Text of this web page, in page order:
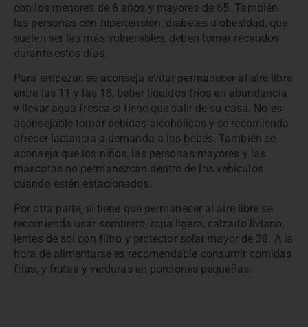
con los menores de 6 años y mayores de 65. También
las personas con hipertensión, diabetes u obesidad, que
suelen ser las más vulnerables, deben tomar recaudos
durante estos días.
Para empezar, se aconseja evitar permanecer al aire libre
entre las 11 y las 18, beber líquidos fríos en abundancia
y llevar agua fresca si tiene que salir de su casa. No es
aconsejable tomar bebidas alcohólicas y se recomienda
ofrecer lactancia a demanda a los bebés. También se
aconseja que los niños, las personas mayores y las
mascotas no permanezcan dentro de los vehículos
cuando estén estacionados.
Por otra parte, si tiene que permanecer al aire libre se
recomienda usar sombrero, ropa ligera, calzado liviano,
lentes de sol con filtro y protector solar mayor de 30. A la
hora de alimentarse es recomendable consumir comidas
frías, y frutas y verduras en porciones pequeñas.